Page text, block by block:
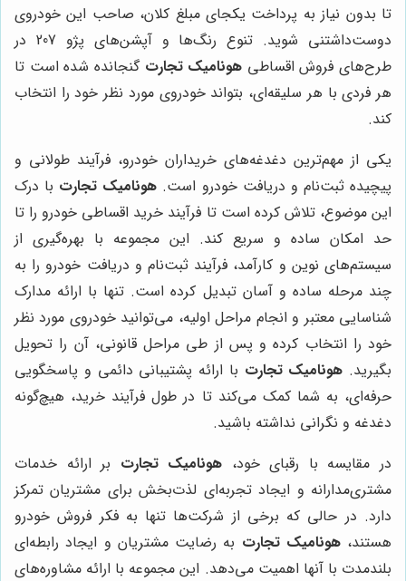
تا بدون نیاز به پرداخت یکجای مبلغ کلان، صاحب این خودروی
دوست‌داشتنی شوید. تنوع رنگ‌ها و آپشن‌های پژو 207 در
طرح‌های فروش اقساطی هونامیک تجارت گنجانده شده است تا
هر فردی با هر سلیقه‌ای، بتواند خودروی مورد نظر خود را انتخاب
کند.
یکی از مهم‌ترین دغدغه‌های خریداران خودرو، فرآیند طولانی و
پیچیده ثبت‌نام و دریافت خودرو است. هونامیک تجارت با درک
این موضوع، تلاش کرده است تا فرآیند خرید اقساطی خودرو را تا
حد امکان ساده و سریع کند. این مجموعه با بهره‌گیری از
سیستم‌های نوین و کارآمد، فرآیند ثبت‌نام و دریافت خودرو را به
چند مرحله ساده و آسان تبدیل کرده است. تنها با ارائه مدارک
شناسایی معتبر و انجام مراحل اولیه، می‌توانید خودروی مورد نظر
خود را انتخاب کرده و پس از طی مراحل قانونی، آن را تحویل
بگیرید. هونامیک تجارت با ارائه پشتیبانی دائمی و پاسخگویی
حرفه‌ای، به شما کمک می‌کند تا در طول فرآیند خرید، هیچ‌گونه
دغدغه و نگرانی نداشته باشید.
در مقایسه با رقبای خود، هونامیک تجارت بر ارائه خدمات
مشتری‌مدارانه و ایجاد تجربه‌ای لذت‌بخش برای مشتریان تمرکز
دارد. در حالی که برخی از شرکت‌ها تنها به فکر فروش خودرو
هستند،هونامیک تجارت به رضایت مشتریان و ایجاد رابطه‌ای
بلندمدت با آنها اهمیت می‌دهد. این مجموعه با ارائه مشاوره‌های